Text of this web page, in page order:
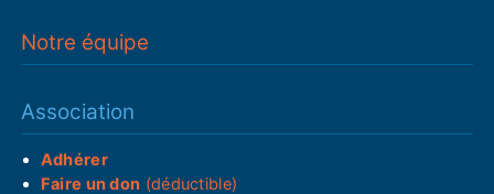
Notre équipe
Association
Adhérer
Faire un don (déductible)